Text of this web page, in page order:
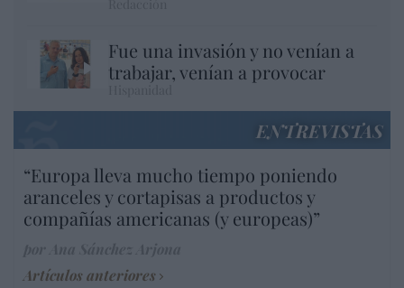
Fue una invasión y no venían a
trabajar, venían a provocar
ENTREVISTAS
“Europa lleva mucho tiempo poniendo
aranceles y cortapisas a productos y
compañías americanas (y europeas)”
Artículos anteriores